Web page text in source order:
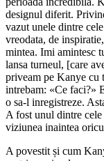
designul diferit.
vazut unele dintre
vreodata, de
mintea. Imi amintesc
lansa turneul, [care
priveam pe Kanye cu
intrebam: «Ce faci?»
o sa-l inregistreze.
A fost unul dintre
viziunea inaintea
A povestit și cum